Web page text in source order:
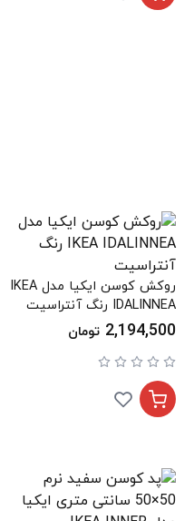
روکش کوسن ایکیا مدل IKEA
IDALINNEA رنگ آنتراسیت
2,194,500 تومان